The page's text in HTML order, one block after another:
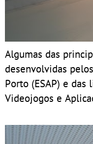
Algumas das
desenvolvidas
Porto (ESAP) e
Videojogos e